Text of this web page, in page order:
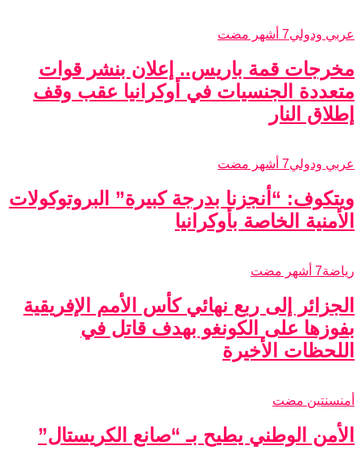
عربي ودولي7 أشهر مضت
مخرجات قمة باريس.. إعلان بنشر قوات
متعددة الجنسيات في أوكرانيا عقب وقف
إطلاق النار
عربي ودولي7 أشهر مضت
ويتكوف: “أنجزنا بدرجة كبيرة” البروتوكولات
الأمنية الخاصة بأوكرانيا
رياضة7 أشهر مضت
الجزائر إلى ربع نهائي كأس الأمم الإفريقية
بفوزها على الكونغو بهدف قاتل في
اللحظات الأخيرة
أمنسنتين مضت
الأمن الوطني يطيح بـ “صانع الكريستال”